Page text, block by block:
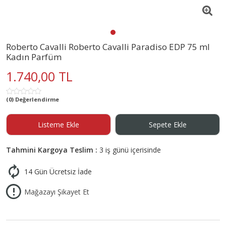
Roberto Cavalli Roberto Cavalli Paradiso EDP 75 ml
Kadın Parfüm
1.740,00 TL
(0) Değerlendirme
Listeme Ekle Sepete Ekle
Tahmini Kargoya Teslim : 3 iş günü içerisinde
14 Gün Ücretsiz İade
Mağazayı Şikayet Et